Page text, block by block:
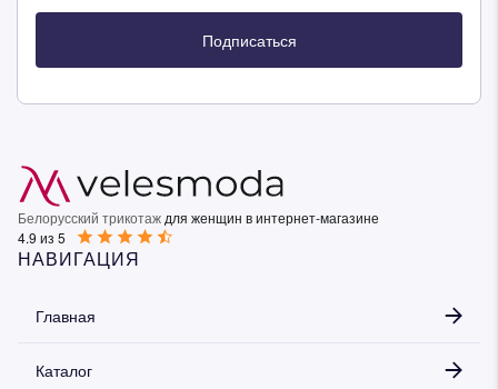
Подписаться
Белорусский трикотаж для женщин в интернет-магазине
4.9 из 5
НАВИГАЦИЯ
Главная
Каталог